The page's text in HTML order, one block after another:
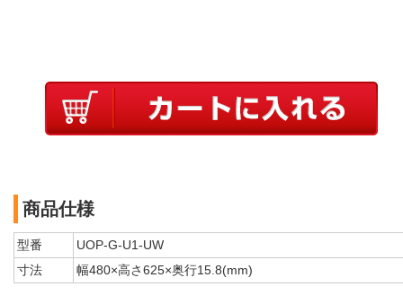
商品仕様
型番
UOP-G-U1-UW
寸法
幅480×高さ625×奥行15.8(mm)